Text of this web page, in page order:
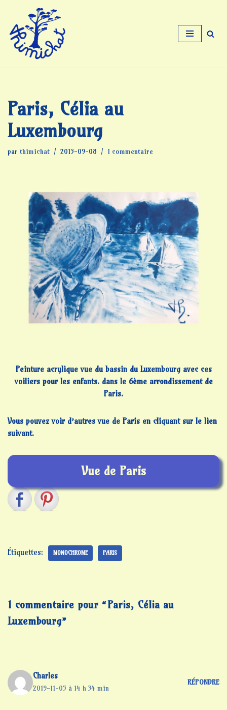
Aller
au
contenu
Paris, Célia au
Luxembourg
par thimichat 2015-09-08 1 commentaire
Peinture acrylique vue du bassin du Luxembourg avec ces
voiliers pour les enfants. dans le 6ème arrondissement de
Paris.
Vous pouvez voir d’autres vue de Paris en cliquant sur le lien
suivant.
Vue de Paris
Étiquettes: MONOCHROME PARIS
1 commentaire pour “Paris, Célia au
Luxembourg”
Charles
2019-11-05 à 14 h 34 min
RÉPONDRE